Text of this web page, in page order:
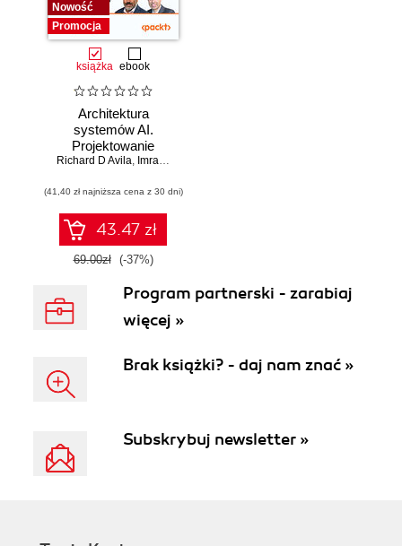
Nowość
Promocja
książka ebook
Architektura
systemów AI.
Projektowanie
skalowalnego i
oprogramowania
Richard D Avila, Imran Ahmad
(41,40 zł najniższa cena z 30 dni)
43.47 zł
69.00zł (-37%)
Program partnerski - zarabiaj
więcej »
Brak książki? - daj nam znać »
Subskrybuj newsletter »